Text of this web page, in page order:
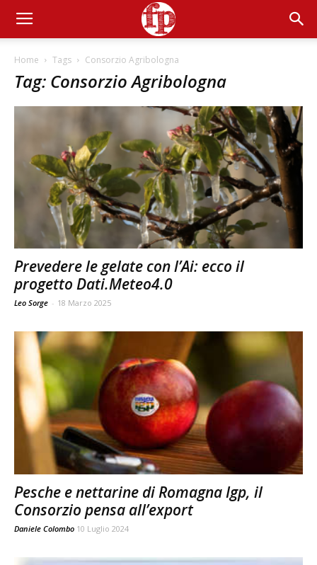
Home Tags Consorzio Agribologna
Tag: Consorzio Agribologna
Prevedere le gelate con l’Ai: ecco il
progetto Dati.Meteo4.0
Leo Sorge - 18 Marzo 2025
Pesche e nettarine di Romagna Igp, il
Consorzio pensa all’export
Daniele Colombo 10 Luglio 2024